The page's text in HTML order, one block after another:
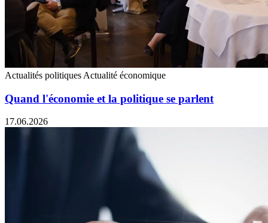
Actualités politiques Actualité économique
Quand l'économie et la politique se parlent
17.06.2026